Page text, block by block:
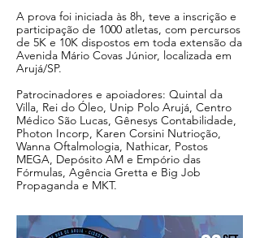
A prova foi iniciada às 8h, teve a inscrição e
participação de 1000 atletas, com percursos
de 5K e 10K dispostos em toda extensão da
Avenida Mário Covas Júnior, localizada em
Arujá/SP.
Patrocinadores e apoiadores: Quintal da
Villa, Rei do Óleo, Unip Polo Arujá, Centro
Médico São Lucas, Gênesys Contabilidade,
Photon Incorp, Karen Corsini Nutrioção,
Wanna Oftalmologia, Nathicar, Postos
MEGA, Depósito AM e Empório das
Fórmulas, Agência Gretta e Big Job
Propaganda e MKT.